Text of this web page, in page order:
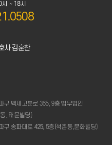
~ 18시
사 김훈찬
구 백제고분로 365, 9층 법무법인
, 태문빌딩)
구 송파대로 425, 5층(석촌동,문화빌딩)